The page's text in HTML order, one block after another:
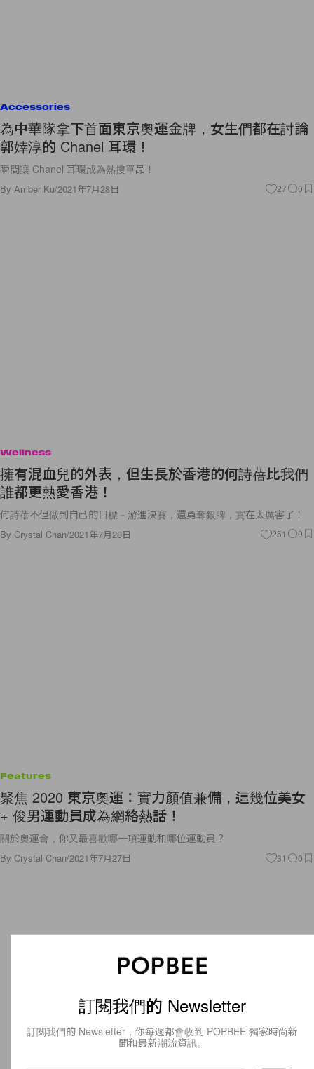
Accessories
為中華隊拿下首面東京奧運金牌，女生們都在討論
郭婞淳的 Chanel 耳環！
瞬間讓 Chanel 耳環成為熱搜單品！
By Amber Ku/2021年7月28日 27 0
Wellness
擁有混血兒的外表，但生長於香港的何詩蓓比我們
誰都更熱愛香港！
何詩蓓不但做到自己的目標－游進決賽，還勇奪銀牌，實在太厲害了！
By Crystal Chan/2021年7月28日 251 0
Features
聚焦 2020 東京奧運：實力顏值兼備，這幾位美女
+ 俊男運動員成為網絡熱話！
關於奧運會，你又最喜歡哪一項運動和哪位運動員？
By Crystal Chan/2021年7月27日 31 0
訂閱我們的 Newsletter
訂閱我們的 Newsletter，你每週都會收到 POPBEE 獨家時尚新
聞和最新潮流資訊。